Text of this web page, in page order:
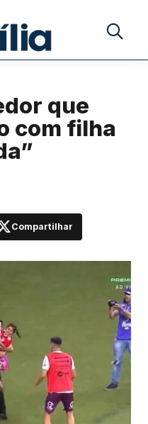
Buscar
que
com filha
Compartilhar